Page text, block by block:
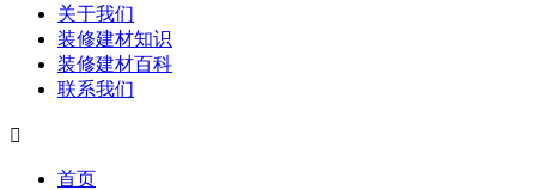
关于我们
装修建材知识
装修建材百科
联系我们

首页